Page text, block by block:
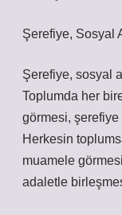
Şerefiye, Sosyal
Şerefiye, sosyal
Toplumda her
görmesi, şerefiye
Herkesin
muamele
adaletle